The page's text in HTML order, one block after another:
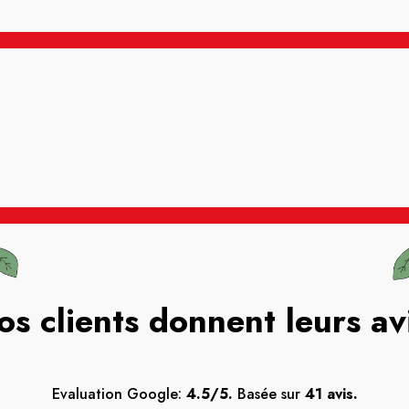
clients donnent leurs
Evaluation Google: 4.5/5. Basée sur 41 avis.